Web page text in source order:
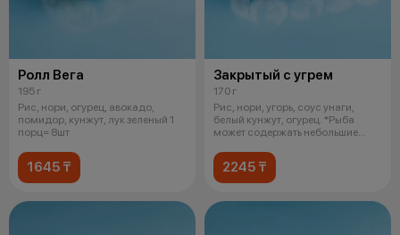
Ролл Вега
195 г
Рис, нори, огурец, авокадо,
помидор, кунжут, лук зеленый 1
порц= 8шт
1645 ₸
Закрытый с угрем
170 г
Рис, нори, угорь, соус унаги,
белый кунжут, огурец. *Рыба
может содержать небольшие
2245 ₸